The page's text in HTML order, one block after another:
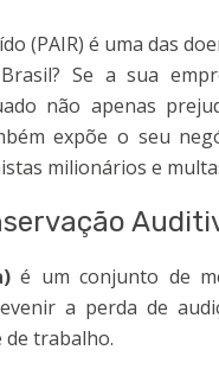
(PAIR) é uma das
Se a sua
não apenas
expõe o seu
milionários e
é um conjunto de
a perda de
de trabalho.